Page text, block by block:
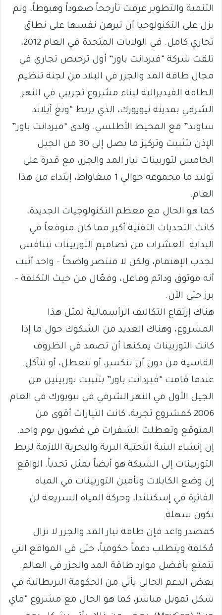
التنمية والتطوير عرفت تأرجحاً صعوداً وهبوطاً، ولم
يزل على التكنولوجيا أن تبرهن نفسها على نطاق
تجاري كامل. في الولايات المتحدة في العام 2012،
تلقت شركة “فيردانت باور” أول ترخيص تجاري في
مجال طاقة المد والجزر في البلاد من لجنة تنظيم
الطاقة الفيديرالية لبناء مشروع تجريبي في النهر
الشرقي بمدينة نيويورك، الذي يربط “ونغ آيلاند
ساوند” مع المحيط الأطلسي. ولدى “فيردانت باور”
الإذن بتثبيت وتركيز ما يصل إلى 30 من الجيل
الخامس لتوربينات تيار المد والجزر، مع قدرة على
توليد ما مجموعه حوالي 1 ميغاواط، إبتداء من هذا
العام.
كما هو الحال مع معظم التكنولوجيات الجديدة،
كانت التحديات التقنية أكبر مما كان متوقعاً في
البداية. العشرات من تصاميم التوربينات تتنافس
لجذب الإهتمام، ولكن لا منتصر واضحاً – واحد أثبت
أنه موثوق ودائم وفاعل، وفعّال من حيث التكلفة –
برز حتى الآن.
هناك إرتفاع التكاليف الرأسمالية لمثل هذا
المشروع، وهناك العديد من الشكوك حول ما إذا
كانت التوربينات يمكنها أن تصمد في الظروف
القاسية من دون أن تنكسر، أو تتعطل، أو تتآكل.
عندما قامت “فيردانت باور” بتثبيت توربينين من
الجيل الأول في النهر الشرقي في نيويورك في العام
2006 كمشروع تجربة، كانت التيارات أقوى من
المتوقع وتعطلت الشفرات في غضون يوم واحد.
إن إنشاء البنية التحتية البرية والبحرية اللازمة لربط
التوربينات إلى الشبكة هو أيضاً يمثل تحدياً. الواقع
إن وضع الكابلات وتأمين التوربينات في المياه
الفاترة في إسكتلندا، وحركة المياه السريعة لن
تكون سهلة.
كمصدر واعد فإن طاقة تيار المد والجزر لا تزال
مُكلفة ويتطلب دعماً حكومياً، حتى في المواقع التي
تتمتع بأفضل موارد طاقة المد والجزر في العالم.
بعض الدعم الحالي يأتي من الحكومة البريطانية في
شكل تمويل مباشر، كما هو الحال مع مشروع “ماي